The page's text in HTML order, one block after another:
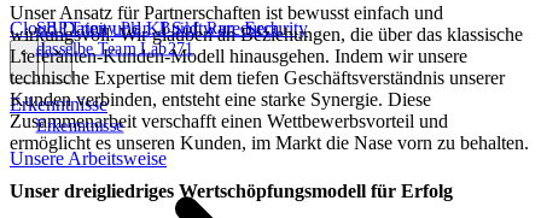
SBP TrinityPlan, Build, Run durch
dasselbe TeamLab271
Erkenntnisse
Erkenntnisse
CloudDaten und KISoftwareSecurity
\ \
Unsere Arbeitsweise
Unser Ansatz für Partnerschaften ist bewusst einfach und
wirkungsvoll. Wir glauben an Beziehungen, die über das klassische
Lieferanten-Kunden-Modell hinausgehen. Indem wir unsere
technische Expertise mit dem tiefen Geschäftsverständnis unserer
Kunden verbinden, entsteht eine starke Synergie. Diese
Zusammenarbeit verschafft einen Wettbewerbsvorteil und
ermöglicht es unseren Kunden, im Markt die Nase vorn zu behalten.
Unser dreigliedriges Wertschöpfungsmodell für Erfolg